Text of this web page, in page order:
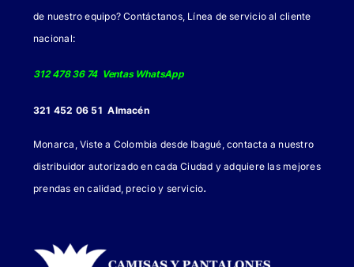
de
producto
de nuestro equipo? Contáctanos, Línea de servicio al cliente
nacional:
312 478 36 74 Ventas WhatsApp
321 452 06 51 Almacén
Monarca, Viste a Colombia desde Ibagué, contacta a nuestro
distribuidor autorizado en cada Ciudad y adquiere las mejores
prendas en calidad, precio y servicio.